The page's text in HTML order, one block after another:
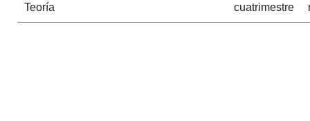
Teoría
cuatrimestre